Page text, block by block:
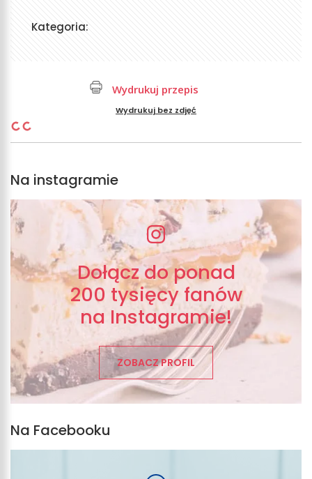
Kategoria:
Wydrukuj przepis
Wydrukuj bez zdjęć
Na instagramie
Dołącz do ponad
200 tysięcy fanów
na Instagramie!
ZOBACZ PROFIL
Na Facebooku